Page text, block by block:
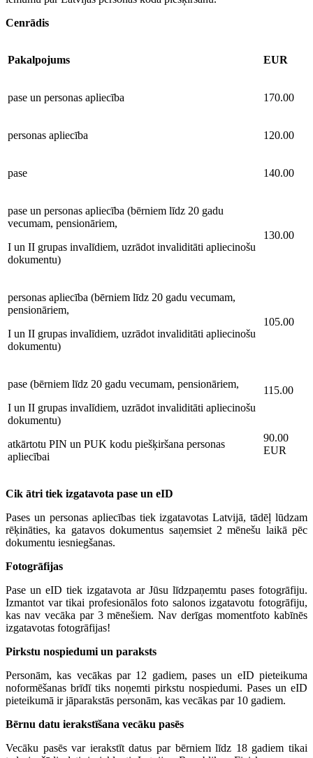
Cenrādis
Pakalpojums EUR
pase un personas apliecība 170.00
personas apliecība 120.00
pase 140.00
pase un personas apliecība (bērniem līdz 20 gadu
vecumam, pensionāriem,
I un II grupas invalīdiem, uzrādot invaliditāti apliecinošu
dokumentu)
130.00
personas apliecība (bērniem līdz 20 gadu vecumam,
pensionāriem,
I un II grupas invalīdiem, uzrādot invaliditāti apliecinošu
dokumentu)
105.00
pase (bērniem līdz 20 gadu vecumam, pensionāriem,
I un II grupas invalīdiem, uzrādot invaliditāti apliecinošu
dokumentu)
atkārtotu PIN un PUK kodu piešķiršana personas
apliecībai
115.00
90.00
EUR
Cik ātri tiek izgatavota pase un eID
Pases un personas apliecības tiek izgatavotas Latvijā, tādēļ lūdzam
rēķināties, ka gatavos dokumentus saņemsiet 2 mēnešu laikā pēc
dokumentu iesniegšanas.
Fotogrāfijas
Pase un eID tiek izgatavota ar Jūsu līdzpaņemtu pases fotogrāfiju.
Izmantot var tikai profesionālos foto salonos izgatavotu fotogrāfiju,
kas nav vecāka par 3 mēnešiem. Nav derīgas momentfoto kabīnēs
izgatavotas fotogrāfijas!
Pirkstu nospiedumi un paraksts
Personām, kas vecākas par 12 gadiem, pases un eID pieteikuma
noformēšanas brīdī tiks noņemti pirkstu nospiedumi. Pases un eID
pieteikumā ir jāparakstās personām, kas vecākas par 10 gadiem.
Bērnu datu ierakstīšana vecāku pasēs
Vecāku pasēs var ierakstīt datus par bērniem līdz 18 gadiem tikai